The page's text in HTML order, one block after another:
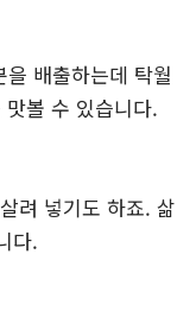
배출하는데 탁월
볼 수 있습니다.
려 넣기도 하죠. 삶
다.